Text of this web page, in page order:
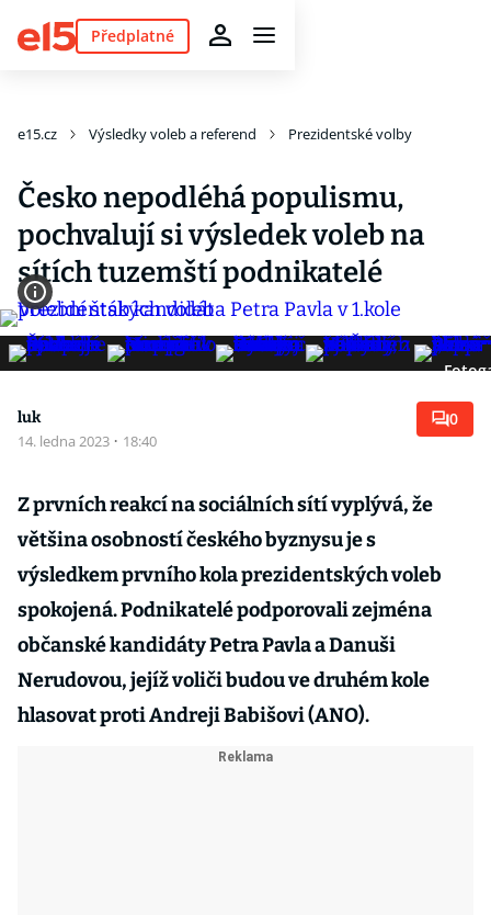
Předplatné
e15.cz Výsledky voleb a referend Prezidentské volby
Česko nepodléhá populismu,
pochvalují si výsledek voleb na
sítích tuzemští podnikatelé
luk
14. ledna 2023 · 18:40
0
Z prvních reakcí na sociálních sítí vyplývá, že
většina osobností českého byznysu je s
výsledkem prvního kola prezidentských voleb
spokojená. Podnikatelé podporovali zejména
občanské kandidáty Petra Pavla a Danuši
Nerudovou, jejíž voliči budou ve druhém kole
hlasovat proti Andreji Babišovi (ANO).